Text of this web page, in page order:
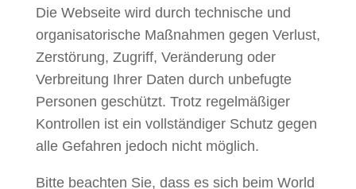
Die Webseite wird durch technische und
organisatorische Maßnahmen gegen Verlust,
Zerstörung, Zugriff, Veränderung oder
Verbreitung Ihrer Daten durch unbefugte
Personen geschützt. Trotz regelmäßiger
Kontrollen ist ein vollständiger Schutz gegen
alle Gefahren jedoch nicht möglich.
Bitte beachten Sie, dass es sich beim World